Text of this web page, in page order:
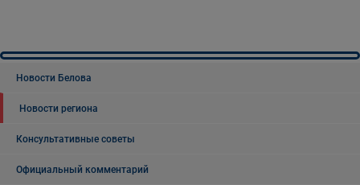
Новости Белова
Новости региона
Консультативные советы
Официальный комментарий